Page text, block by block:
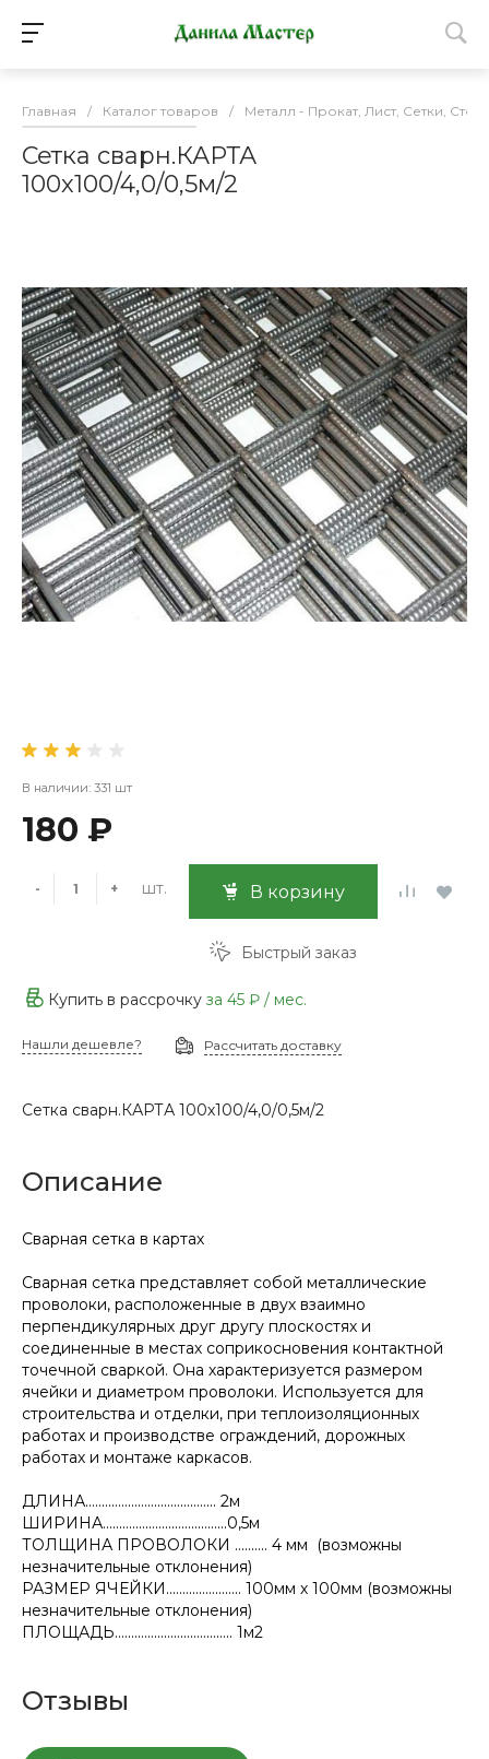
Главная / Каталог товаров / Металл - Прокат, Лист, Сетки,
Сетка сварн.КАРТА
100х100/4,0/0,5м/2
В наличии: 331 шт
180 ₽
- + шт. В корзину
Быстрый заказ
Купить в рассрочку за 45 ₽ / мес.
Нашли дешевле? Рассчитать доставку
Сетка сварн.КАРТА 100х100/4,0/0,5м/2
Описание
Сварная сетка в картах
Сварная сетка представляет собой металлические
проволоки, расположенные в двух взаимно
перпендикулярных друг другу плоскостях и
соединенные в местах соприкосновения контактной
точечной сваркой. Она характеризуется размером
ячейки и диаметром проволоки. Используется для
строительства и отделки, при теплоизоляционных
работах и производстве ограждений, дорожных
работах и монтаже каркасов.
ДЛИНА........................................ 2м
ШИРИНА......................................0,5м
ТОЛЩИНА ПРОВОЛОКИ .......... 4 мм (возможны
незначительные отклонения)
РАЗМЕР ЯЧЕЙКИ....................... 100мм х 100мм (возможны
незначительные отклонения)
ПЛОЩАДЬ.................................... 1м2
Отзывы